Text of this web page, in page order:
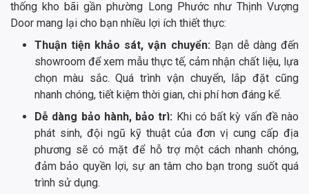
thống kho bãi gần phường Long Phước như Thịnh Vượng
Door mang lại cho bạn nhiều lợi ích thiết thực:
Thuận tiện khảo sát, vận chuyển: Bạn dễ dàng đến
showroom để xem mẫu thực tế, cảm nhận chất liệu, lựa
chọn màu sắc. Quá trình vận chuyển, lắp đặt cũng
nhanh chóng, tiết kiệm thời gian, chi phí hơn đáng kể.
Dễ dàng bảo hành, bảo trì: Khi có bất kỳ vấn đề nào
phát sinh, đội ngũ kỹ thuật của đơn vị cung cấp địa
phương sẽ có mặt để hỗ trợ một cách nhanh chóng,
đảm bảo quyền lợi, sự an tâm cho bạn trong suốt quá
trình sử dụng.